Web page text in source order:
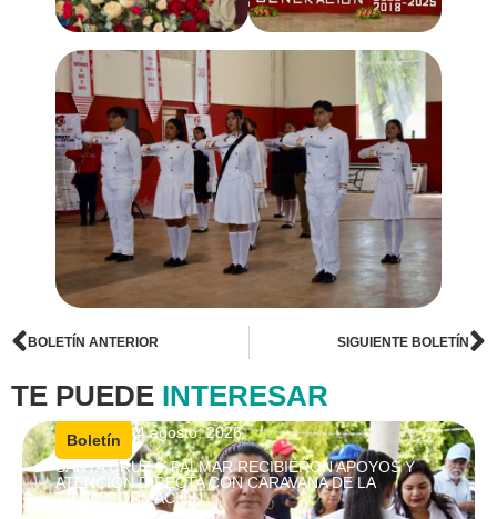
BOLETÍN ANTERIOR SIGUIENTE BOLETÍN
TE PUEDE INTERESAR
Boletín |4 agosto, 2026
SANTA CRUZ Y PALMAR RECIBIERON APOYOS Y
ATENCIÓN DIRECTA CON CARAVANA DE LA
TRANSFORMACIÓN